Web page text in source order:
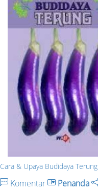
Cara & Upaya Budidaya Terung
Komentar Penanda